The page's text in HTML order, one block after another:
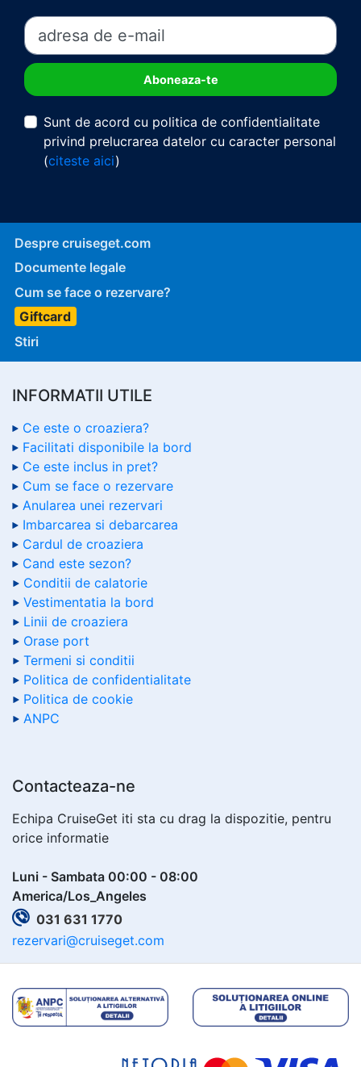
Sunt de acord cu politica de confidentialitate
privind prelucrarea datelor cu caracter personal
(citeste aici)
Despre cruiseget.com
Documente legale
Cum se face o rezervare?
Giftcard
Stiri
INFORMATII UTILE
Ce este o croaziera?
Facilitati disponibile la bord
Ce este inclus in pret?
Cum se face o rezervare
Anularea unei rezervari
Imbarcarea si debarcarea
Cardul de croaziera
Cand este sezon?
Conditii de calatorie
Vestimentatia la bord
Linii de croaziera
Orase port
Termeni si conditii
Politica de confidentialitate
Politica de cookie
ANPC
Contacteaza-ne
Echipa CruiseGet iti sta cu drag la dispozitie, pentru
orice informatie
Luni - Sambata 00:00 - 08:00
America/Los_Angeles
031 631 1770
rezervari@cruiseget.com